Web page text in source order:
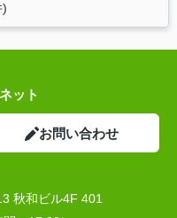
)
ット
お問い合わせ
秋和ビル4F 401